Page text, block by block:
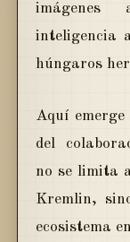
imágenes
inteligencia
húngaros
Aquí
del
no se limita
Kremlin,
ecosistema